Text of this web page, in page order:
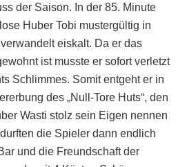
der Saison. In der 85. Minute
Huber Tobi mustergültig in
eiskalt. Da er das
ist musste er sofort verletzt
Schlimmes. Somit entgeht er in
des „Null-Tore Huts“, den
Wasti stolz sein Eigen nennen
die Spieler dann endlich
und die Freundschaft der